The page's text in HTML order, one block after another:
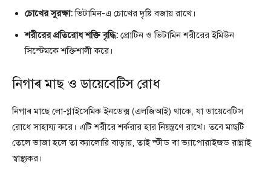
চোখের সুরক্ষা:ভিটামিন-এ চোখের দৃষ্টি বজায় রাখে।
শরীরের প্রতিরোধ শক্তি বৃদ্ধি: প্রোটিন ও ভিটামিন শরীরের ইমিউন
সিস্টেমকে শক্তিশালী করে।
নিগাৰ মাছ ও ডায়েবেটিস রোধ
নিগাৰ মাছে লো-গ্লাইসেমিক ইনডেক্স (এলজিআই) থাকে, যা ডায়েবেটিস
রোধে সাহায্য করে। এটি শরীরে শর্করার হার নিয়ন্ত্রণে রাখে। তবে মাছটি
তেলে ভাজা হলে তা ক্যালোরি বাড়ায়, তাই স্টীড বা ভ্যাপোরাইজড রান্নাই
স্বাস্থ্যকর।